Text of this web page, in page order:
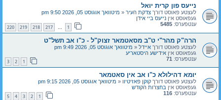
נייעס פון קרית יואל
לעצטע פאוסט דורך צדקת העיר « מיטוואך אוגוסט 05, 2026 9:50 pm
געפאוסט אין נייעס ביי אידן
ענטפערס: 5485
1
…
217
218
219
220
הרה"ק מהר"י ט"ב מסאטמאר זצוק"ל - כ"ו אב תשל"ט
לעצטע פאוסט דורך איידל « מיטוואך אוגוסט 05, 2026 9:49 pm
געפאוסט אין אידישע היסטאריע
ענטפערס: 71
1
2
3
יומא דהילולא כ"ו אב אין סאטמאר
לעצטע פאוסט דורך קוקן פאזיטיוו « מיטוואך אוגוסט 05, 2026 9:15 pm
געפאוסט אין בחצרות הקודש
ענטפערס: 116
1
2
3
4
5